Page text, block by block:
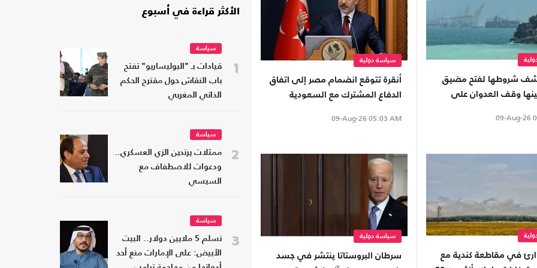
شروطها لفتح مضيق
وقف العدوان على
09-Aug-26
سياسة دولية
أنقرة تتوقع انضمام مصر إلى اتفاق
الدفاع المشترك مع السعودية
09-Aug-26 05:03 AM
في مقاطعة كندية مع
سياسة دولية
سرطان البروستاتا ينتشر في جسد
الأكثر قراءة في أسبوع
1
سياسة
قيادات بـ "البوليساريو" تفتح
باب النقاش حول مقترح الحكم
الذاتي المغربي
2
سياسة
ممثلات يرتدين الزي العسكري..
ودعوات للاصطفاف مع
السيسي
3
سياسة
تسلم 5 ملايين دولار.. البيت
الأبيض: على الإمارات منع أحد